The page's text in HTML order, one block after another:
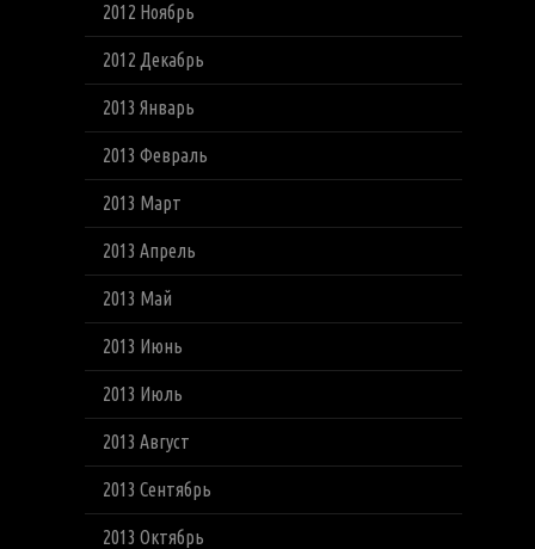
2012 Ноябрь
2012 Декабрь
2013 Январь
2013 Февраль
2013 Март
2013 Апрель
2013 Май
2013 Июнь
2013 Июль
2013 Август
2013 Сентябрь
2013 Октябрь